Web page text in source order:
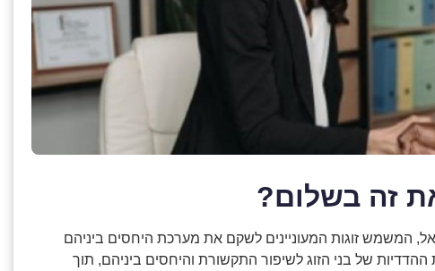
זה בשלום?
המשמש זוגות המעוניינים לשקם את מערכת היחסים ביניהם
של בני הזוג לשיפור התקשורת והיחסים ביניהם, תוך